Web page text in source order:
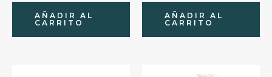
AÑADIR AL
CARRITO
AÑADIR AL
CARRITO